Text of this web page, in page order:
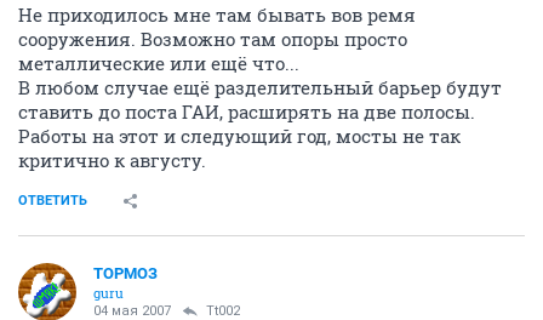
Не приходилось мне там бывать вов ремя
сооружения. Возможно там опоры просто
металлические или ещё что...
В любом случае ещё разделительный барьер будут
ставить до поста ГАИ, расширять на две полосы.
Работы на этот и следующий год, мосты не так
критично к августу.
ОТВЕТИТЬ
ТОРМОЗ
guru
04 мая 2007 Tt002